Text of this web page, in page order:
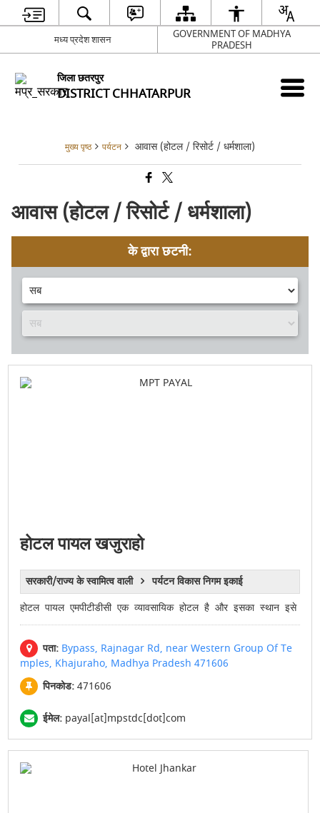
मध्य प्रदेश शासन
GOVERNMENT OF MADHYA
PRADESH
जिला छतरपुर
DISTRICT CHHATARPUR
मुख्य पृष्ठ पर्यटन आवास (होटल / रिसोर्ट / धर्मशाला)
आवास (होटल / रिसोर्ट / धर्मशाला)
के द्वारा छटनी:
होटल पायल खजुराहो
सरकारी/राज्य के स्वामित्व वाली पर्यटन विकास निगम इकाई
होटल पायल एमपीटीडीसी एक व्यावसायिक होटल है और इसका स्थान इसे
पता: Bypass, Rajnagar Rd, near Western Group Of Te
mples, Khajuraho, Madhya Pradesh 471606
पिनकोड:471606
ईमेल: payal[at]mpstdc[dot]com